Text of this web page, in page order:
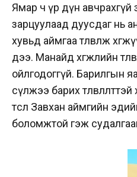
Ямар ч үр дүн авчрахгүй
зарцуулаад дуусдаг нь
хувьд аймгаа төлөвлөж
дээ. Манайд хөгжлийн
ойлгодоггүй. Барилгын
сүлжээ барих
төсөл Завхан аймгийн
боломжтой гэж